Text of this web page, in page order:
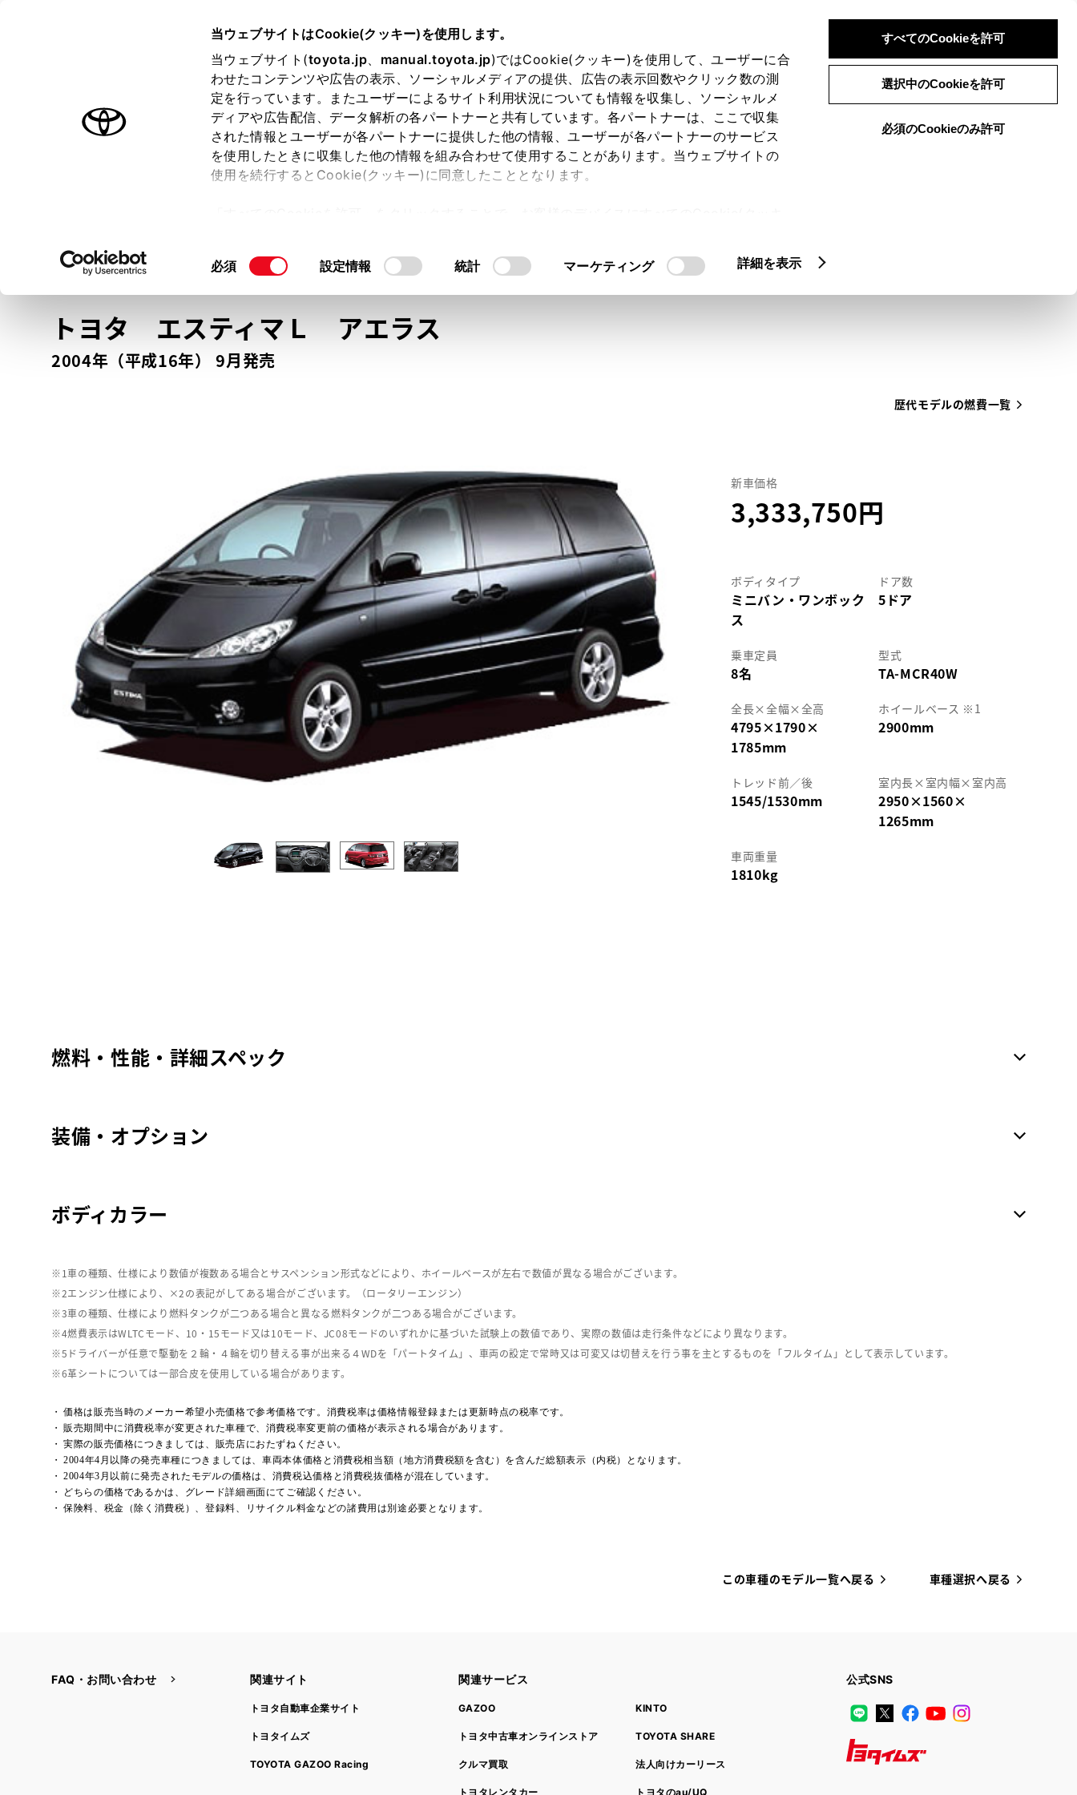
当ウェブサイトはCookie(クッキー)を使用します。
当ウェブサイト(toyota.jp、 manual.toyota.jp)ではCookie(クッキー)を使用して、ユーザーに合
わせたコンテンツや広告の表示、ソーシャルメディアの提供、広告の表示回数やクリック数の測
定を行っています。またユーザーによるサイト利用状況についても情報を収集し、ソーシャルメ
ディアや広告配信、データ解析の各パートナーと共有しています。各パートナーは、ここで収集
された情報とユーザーが各パートナーに提供した他の情報、ユーザーが各パートナーのサービス
を使用したときに収集した他の情報を組み合わせて使用することがあります。当ウェブサイトの
使用を続行するとCookie(クッキー)に同意したこととなります。
て」をご覧ください。
同
選
択
必須 設定情報 統計 マーケティング 詳細を表示
すべてのCookieを許可
選択中のCookieを許可
必須のCookieのみ許可
ログイン 検索 メニュー
オーナーサポート トピックス
トヨタ認定中古車 メニュー
トヨタ認定中古車の魅力 3つの買い方 オンライン購入お気に入り 保存した見積り
の選択 モデル・年式・グレード クルマ情報
トヨタ エスティマＬアエラス
2004年（平成16年） 9月発売
歴代モデルの燃費一覧
新車価格
3,333,750
ボディタイプ
ミニバン・ワンボック
ス
ドア数
5ドア
乗車定員
8名
型式
TA-MCR40W
全長×全幅×全高
4795×1790×
1785mm
ホイールベース ※1
2900mm
トレッド前／後
1545/1530mm
室内長× 室内幅× 室内高
2950×1560×
1265mm
車両重量
1810kg
燃料・性能・詳細スペック
装備・オプション
ボディカラー
車の種類、仕様により数値が複数ある場合とサスペンション形式などにより、ホイールベースが左右で数値が異なる場合がございます。
エンジン仕様により、×2の表記がしてある場合がございます。（ロータリーエンジン）
車の種類、仕様により燃料タンクが二つある場合と異なる燃料タンクが二つある場合がございます。
燃費表示はWLTCモード、10・15モード又は10モード、JC08モードのいずれかに基づいた試験上の数値であり、実際の数値は走行条件などにより異なります。
ドライバーが任意で駆動を２輪・４輪を切り替える事が出来る４WDを「パートタイム」、車両の設定で常時又は可変又は切替えを行う事を主とするものを「フルタイム」として表示しています。
革シートについては一部合皮を使用している場合があります。
価格は販売当時のメーカー希望小売価格で参考価格です。消費税率は価格情報登録または更新時点の税率です。
販売期間中に消費税率が変更された車種で、消費税率変更前の価格が表示される場合があります。
実際の販売価格につきましては、販売店におたずねください。
2004年4月以降の発売車種につきましては、車両本体価格と消費税相当額（地方消費税額を含む）を含んだ総額表示（内税）となります。
2004年3月以前に発売されたモデルの価格は、消費税込価格と消費税抜価格が混在しています。
どちらの価格であるかは、グレード詳細画面にてご確認ください。
保険料、税金（除く消費税）、登録料、リサイクル料金などの諸費用は別途必要となります。
この車種のモデル一覧へ戻る 車種選択へ戻る
FAQ・お問い合わせ 関連サイト
トヨタ自動車企業サイト
トヨタイムズ
TOYOTA GAZOO Racing
関連サービス
GAZOO
トヨタ中古車オンラインストア
クルマ買取
トヨタレンタカー
KINTO
TOYOTA SHARE
法人向けカーリース
トヨタのau/UQ
公式SNS
LINEX Facebook
YouTube